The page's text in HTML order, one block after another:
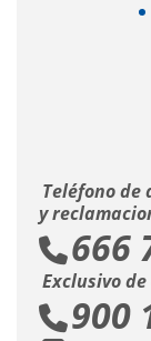
Teléfono de
y
666
Exclusivo
900